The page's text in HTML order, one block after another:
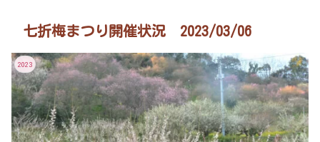
七折梅まつり開催状況 2023/03/06
2023